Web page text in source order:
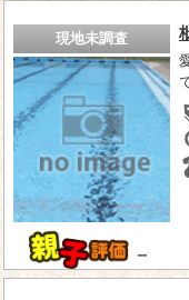
現地未調査
－